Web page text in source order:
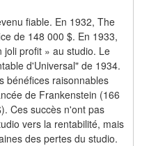
fiable. En 1932, The
de 148 000 $. En 1933,
profit » au studio. Le
d'Universal" de 1934.
bénéfices raisonnables
de Frankenstein (166
Ces succès n'ont pas
vers la rentabilité, mais
des pertes du studio.